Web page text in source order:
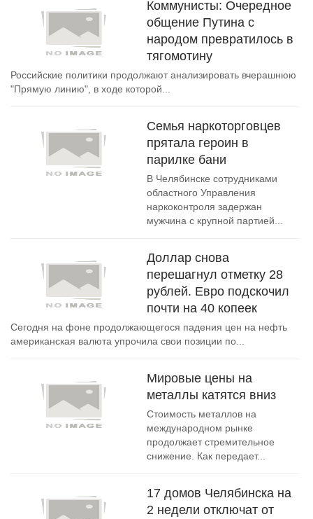
Коммунисты: Очередное
общение Путина с
народом превратилось в
тягомотину
Российские политики продолжают анализировать вчерашнюю
"Прямую линию", в ходе которой...
Семья наркоторговцев
прятала героин в
парилке бани
В Челябинске сотрудниками
областного Управления
наркоконтроля задержан
мужчина с крупной партией...
Доллар снова
перешагнул отметку 28
рублей. Евро подскочил
почти на 40 копеек
Сегодня на фоне продолжающегося падения цен на нефть
американская валюта упрочила свои позиции по...
Мировые цены на
металлы катятся вниз
Стоимость металлов на
международном рынке
продолжает стремительное
снижение. Как передает...
17 домов Челябинска на
2 недели отключат от